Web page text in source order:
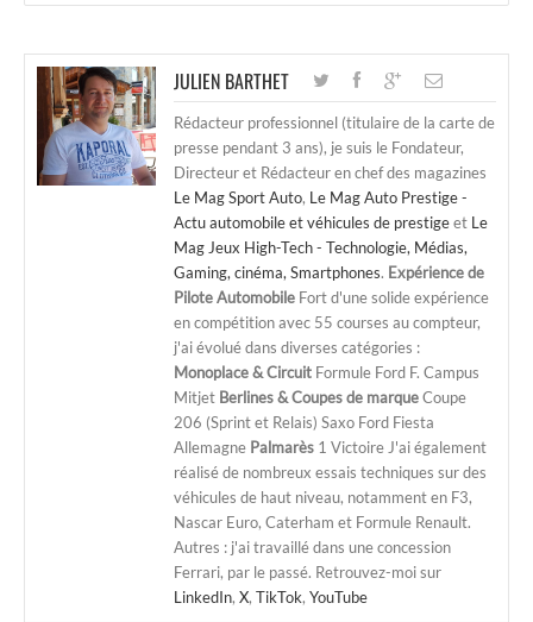
JULIEN BARTHET
Rédacteur professionnel (titulaire de la carte de
presse pendant 3 ans), je suis le Fondateur,
Directeur et Rédacteur en chef des magazines
Le Mag Sport Auto, Le Mag Auto Prestige -
Actu automobile et véhicules de prestigeet Le
Mag Jeux High-Tech - Technologie, Médias,
Gaming, cinéma, Smartphones. Expérience de
Pilote Automobile Fort d'une solide expérience
en compétition avec 55 courses au compteur,
j'ai évolué dans diverses catégories :
Monoplace & Circuit Formule Ford F. Campus
Mitjet Berlines & Coupes de marqueCoupe
206 (Sprint et Relais) Saxo Ford Fiesta
Allemagne Palmarès 1 Victoire J'ai également
réalisé de nombreux essais techniques sur des
véhicules de haut niveau, notamment en F3,
Nascar Euro, Caterham et Formule Renault.
Autres : j'ai travaillé dans une concession
Ferrari, par le passé. Retrouvez-moi sur
LinkedIn, X, TikTok, YouTube